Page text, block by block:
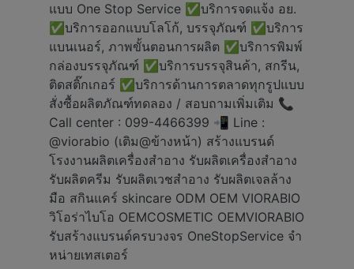
แบบ One Stop Service ✅️บริการจดแจ้ง อย.
✅️บริการออกแบบโลโก้, บรรจุภัณฑ์ ✅️บริการ
แบนเนอร์, ภาพขั้นตอนการผลิต ✅️บริการพิมพ์
กล่องบรรจุภัณฑ์ ✅️บริการบรรจุสินค้า, สกรีน,
ติดสติ๊กเกอร์ ✅️บริการด้านการตลาดทุกรูปแบบ
สั่งซื้อผลิตภัณฑ์ทดลอง / สอบถามเพิ่มเติม 📞
Call center : 099-4466399 📲 Line :
@viorabio (เติม@ข้างหน้า) สร้างแบรนด์
โรงงานผลิตเครื่องสำอาง รับผลิตเครื่องสำอาง
รับผลิตครีม รับผลิตเวชสำอาง รับผลิตเจลล้าง
มือ สกินแคร์ skincare ODM OEM VIORABIO
วิโอร่าไบโอ OEMCOSMETIC OEMVIORABIO
รับสร้างแบรนด์ครบวงจร OneStopService จำ
หน่ายเทสเตอร์